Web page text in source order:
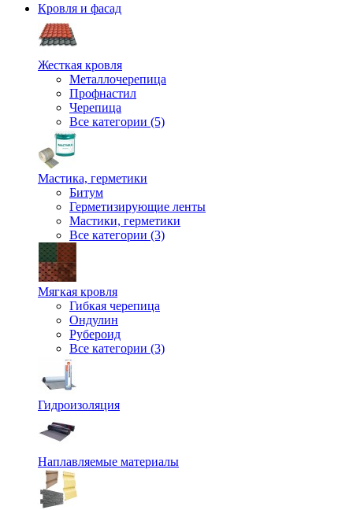
Кровля и фасад
Жесткая кровля
Металлочерепица
Профнастил
Черепица
Все категории (5)
Мастика, герметики
Битум
Герметизирующие ленты
Мастики, герметики
Все категории (3)
Мягкая кровля
Гибкая черепица
Ондулин
Рубероид
Все категории (3)
Гидроизоляция
Наплавляемые материалы